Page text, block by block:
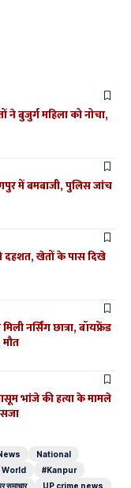
बुजुर्ग महिला को नोचा,
में बमबाजी, पुलिस जांच
दहशत, खेतों के पास दिखे
नर्सिंग छात्रा, बॉयफ्रेंड
भांजे की हत्या के मामले
National
World
#Kanpur
समाचार UP crime news